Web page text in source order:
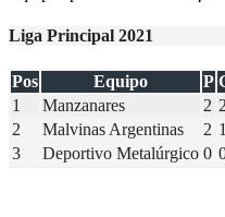
Liga Principal 2021
Pos Equipo P
1
Manzanares 2 2
2
Malvinas Argentinas 2 1
3
Deportivo Metalúrgico 0